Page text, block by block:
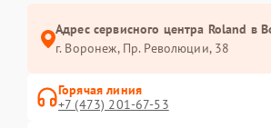
Адрес сервисного центра Roland в
г. Воронеж, Пр. Революции, 38
Горячая линия
+7 (473) 201-67-53